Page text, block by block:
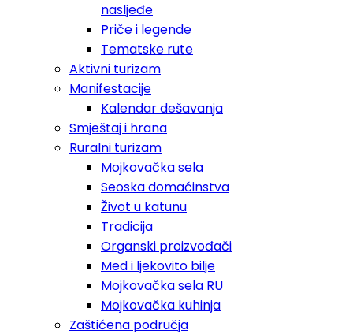
nasljeđe
Priče i legende
Tematske rute
Aktivni turizam
Manifestacije
Kalendar dešavanja
Smještaj i hrana
Ruralni turizam
Mojkovačka sela
Seoska domaćinstva
Život u katunu
Tradicija
Organski proizvođači
Med i ljekovito bilje
Mojkovačka sela RU
Mojkovačka kuhinja
Zaštićena područja